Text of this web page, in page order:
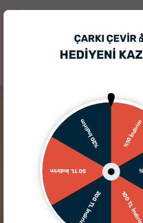
ÇARKI ÇEVIR
HEDİYENİ
%10 İndirim
100 TL İndirim
200 TL İndirim
50 TL İndirim
%20 İndirim